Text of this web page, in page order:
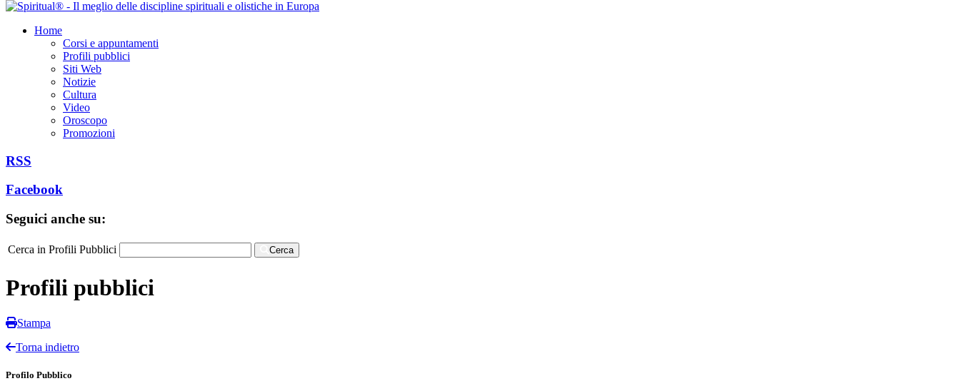
Home
Corsi e appuntamenti
Profili pubblici
Siti Web
Notizie
Cultura
Video
Oroscopo
Promozioni
RSS
Facebook
Seguici anche su:
Cerca in Profili Pubblici Cerca
Profili pubblici
Stampa
Torna indietro
Profilo Pubblico